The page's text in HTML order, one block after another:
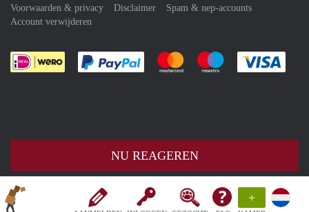
+
NU REAGEREN
Voorwaarden & privacy
Disclaimer
Spam & nep-accounts
Account verwijderen
Je rekent gemakkelijk af met Paypal
Je rekent gemakkelijk af met
Je rekent